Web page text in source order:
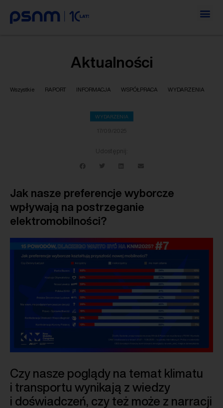
Aktualności
Wszystkie RAPORT INFORMACJA WSPÓŁPRACA WYDARZENIA
WYDARZENIA
17/09/2025
Udostępnij:
Jak nasze preferencje wyborcze
wpływają na postrzeganie
elektromobilności?
Czy nasze poglądy na temat klimatu
i transportu wynikają z wiedzy
i doświadczeń, czy też może z narracji